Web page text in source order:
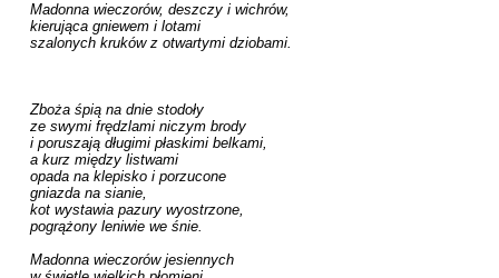
Madonna wieczorów, deszczy i wichrów,
kierująca gniewem i lotami
szalonych kruków z otwartymi dziobami.
Zboża śpią na dnie stodoły
ze swymi frędzlami niczym brody
i poruszają długimi płaskimi belkami,
a kurz między listwami
opada na klepisko i porzucone
gniazda na sianie,
kot wystawia pazury wyostrzone,
pogrążony leniwie we śnie.
Madonna wieczorów jesiennych